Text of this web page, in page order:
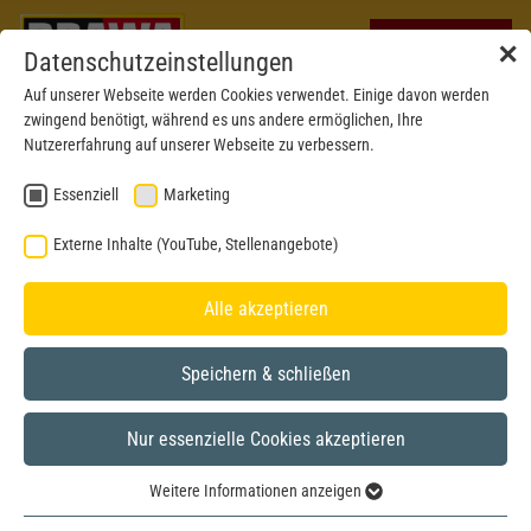
✕
Datenschutzeinstellungen
Auf unserer Webseite werden Cookies verwendet. Einige davon werden
zwingend benötigt, während es uns andere ermöglichen, Ihre
Nutzererfahrung auf unserer Webseite zu verbessern.
Essenziell Marketing
Externe Inhalte (YouTube, Stellenangebote)
Alle akzeptieren
Speichern & schließen
Nur essenzielle Cookies akzeptieren
Weitere Informationen anzeigen